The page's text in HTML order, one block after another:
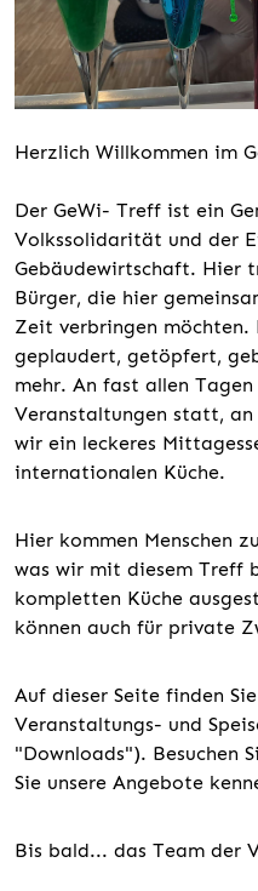
Herzlich Willkommen im
Der GeWi- Treff ist ein
Volkssolidarität und der
Gebäudewirtschaft. Hier
Bürger, die hier
Zeit verbringen
geplaudert, getöpfert,
mehr. An fast allen
Veranstaltungen statt, an
wir ein leckeres
internationalen Küche.
Hier kommen Menschen
was wir mit diesem Treff
kompletten Küche
können auch für private
Auf dieser Seite finden
Veranstaltungs- und
"Downloads"). Besuchen
Sie unsere Angebote
Bis bald... das Team der